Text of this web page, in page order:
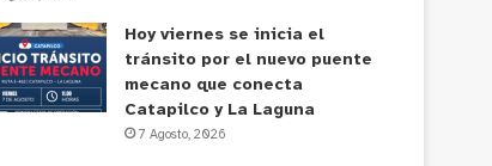
Hoy viernes se inicia el
tránsito por el nuevo puente
mecano que conecta
Catapilco y La Laguna
7 Agosto, 2026